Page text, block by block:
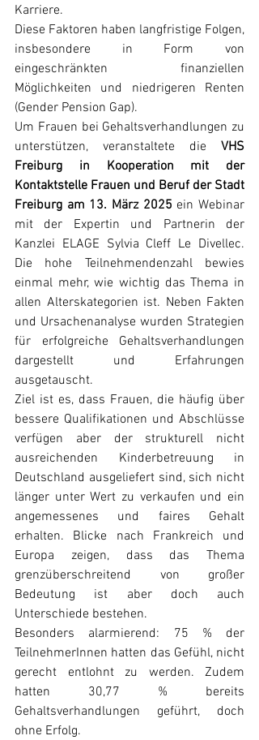
Karriere.
Diese Faktoren haben langfristige Folgen,
insbesondere in Form von
eingeschränkten finanziellen
Möglichkeiten und niedrigeren Renten
(Gender Pension Gap).
Um Frauen bei Gehaltsverhandlungen zu
unterstützen, veranstaltete die VHS
Freiburg in Kooperation mit der
Kontaktstelle Frauen und Beruf der Stadt
Freiburg am 13. März 2025 ein Webinar
mit der Expertin und Partnerin der
Kanzlei ELAGE Sylvia Cleff Le Divellec.
Die hohe Teilnehmendenzahl bewies
einmal mehr, wie wichtig das Thema in
allen Alterskategorien ist. Neben Fakten
und Ursachenanalyse wurden Strategien
für erfolgreiche Gehaltsverhandlungen
dargestellt und Erfahrungen
ausgetauscht.
Ziel ist es, dass Frauen, die häufig über
bessere Qualifikationen und Abschlüsse
verfügen aber der strukturell nicht
ausreichenden Kinderbetreuung in
Deutschland ausgeliefert sind, sich nicht
länger unter Wert zu verkaufen und ein
angemessenes und faires Gehalt
erhalten. Blicke nach Frankreich und
Europa zeigen, dass das Thema
grenzüberschreitend von großer
Bedeutung ist aber doch auch
Unterschiede bestehen.
Besonders alarmierend: 75 % der
TeilnehmerInnen hatten das Gefühl, nicht
gerecht entlohnt zu werden. Zudem
hatten 30,77 % bereits
Gehaltsverhandlungen geführt, doch
ohne Erfolg.